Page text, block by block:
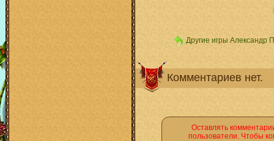
Другие игры Александр
Комментариев нет.
Оставлять
пользователи. Чтобы